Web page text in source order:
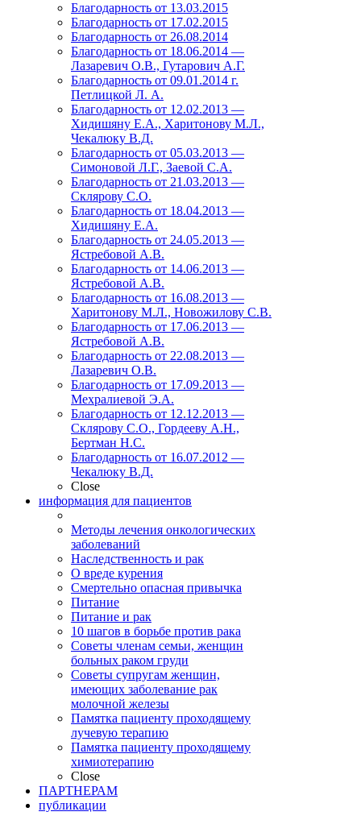
Благодарность от 13.03.2015
Благодарность от 17.02.2015
Благодарность от 26.08.2014
Благодарность от 18.06.2014 —
Лазаревич О.В., Гутарович А.Г.
Благодарность от 09.01.2014 г.
Петлицкой Л. А.
Благодарность от 12.02.2013 —
Хидишяну Е.А., Харитонову М.Л.,
Чекалюку В.Д.
Благодарность от 05.03.2013 —
Симоновой Л.Г., Заевой С.А.
Благодарность от 21.03.2013 —
Склярову С.О.
Благодарность от 18.04.2013 —
Хидишяну Е.А.
Благодарность от 24.05.2013 —
Ястребовой А.В.
Благодарность от 14.06.2013 —
Ястребовой А.В.
Благодарность от 16.08.2013 —
Харитонову М.Л., Новожилову С.В.
Благодарность от 17.06.2013 —
Ястребовой А.В.
Благодарность от 22.08.2013 —
Лазаревич О.В.
Благодарность от 17.09.2013 —
Мехралиевой Э.А.
Благодарность от 12.12.2013 —
Склярову С.О., Гордееву А.Н.,
Бертман Н.С.
Благодарность от 16.07.2012 —
Чекалюку В.Д.
Close
информация для пациентов
Методы лечения онкологических
заболеваний
Наследственность и рак
О вреде курения
Смертельно опасная привычка
Питание
Питание и рак
10 шагов в борьбе против рака
Советы членам семьи, женщин
больных раком груди
Советы супругам женщин,
имеющих заболевание рак
молочной железы
Памятка пациенту проходящему
лучевую терапию
Памятка пациенту проходящему
химиотерапию
Close
ПАРТНЕРАМ
публикации